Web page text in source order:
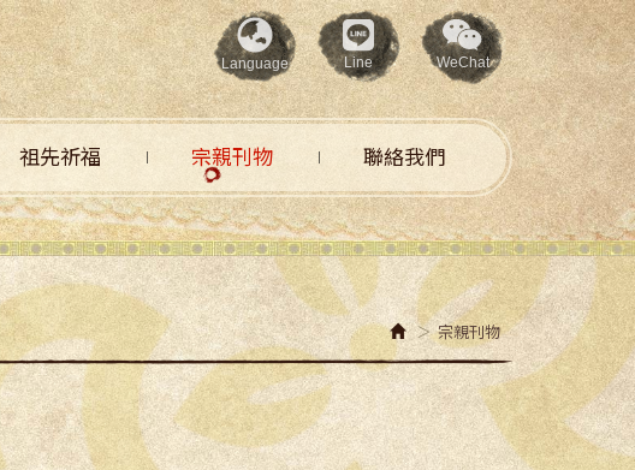
祖先祈福 宗親刊物 聯絡我們
Language Line WeChat
宗親刊物